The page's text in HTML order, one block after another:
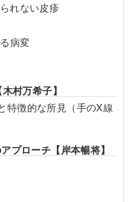
れない皮疹
病変
村万希子】
特徴的な所見（手のX線
プローチ【岸本暢将】